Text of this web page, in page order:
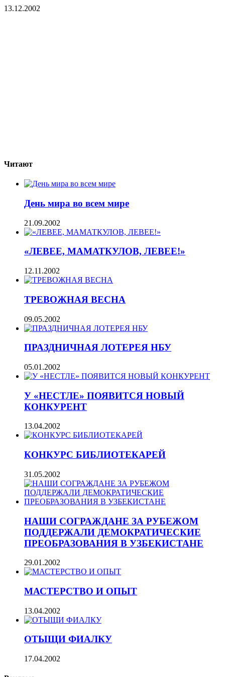
13.12.2002
Читают
День мира во всем мире
21.09.2002
«ЛЕВЕЕ, МАМАТКУЛОВ, ЛЕВЕЕ!»
12.11.2002
ТРЕВОЖНАЯ ВЕСНА
09.05.2002
ПРАЗДНИЧНАЯ ЛОТЕРЕЯ НБУ
05.01.2002
У «НЕСТЛЕ» ПОЯВИТСЯ НОВЫЙ
КОНКУРЕНТ
13.04.2002
КОНКУРС БИБЛИОТЕКАРЕЙ
31.05.2002
НАШИ СОГРАЖДАНЕ ЗА РУБЕЖОМ
ПОДДЕРЖАЛИ ДЕМОКРАТИЧЕСКИЕ
ПРЕОБРАЗОВАНИЯ В УЗБЕКИСТАНЕ
29.01.2002
МАСТЕРСТВО И ОПЫТ
13.04.2002
ОТЫЩИ ФИАЛКУ
17.04.2002